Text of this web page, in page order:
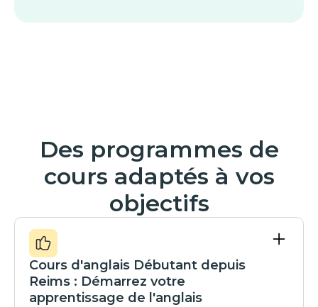
Des programmes de
cours adaptés à vos
objectifs
Cours d'anglais Débutant depuis
Reims : Démarrez votre
apprentissage de l'anglais